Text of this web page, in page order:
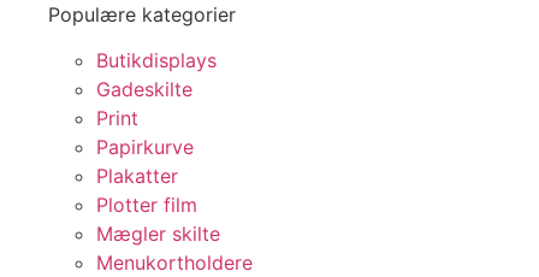
Populære kategorier
Butikdisplays
Gadeskilte
Print
Papirkurve
Plakatter
Plotter film
Mægler skilte
Menukortholdere